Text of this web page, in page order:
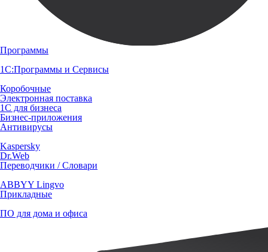
Программы
1С:Программы и Сервисы
Коробочные
Электронная поставка
1С для бизнеса
Бизнес-приложения
Антивирусы
Kaspersky
Dr.Web
Переводчики / Словари
ABBYY Lingvo
Прикладные
ПО для дома и офиса